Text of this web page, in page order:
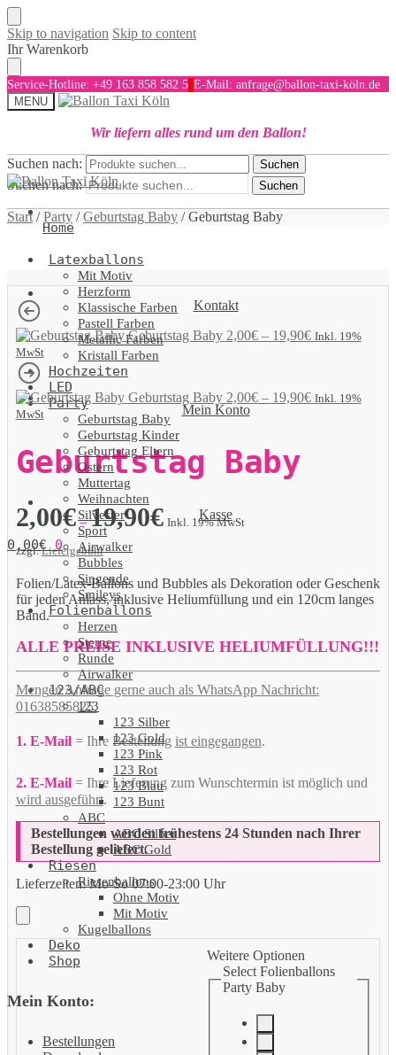
Skip to navigation Skip to content
Ihr Warenkorb
Service-Hotline: +49 163 858 582 5 E-Mail: anfrage@ballon-taxi-köln.de
MENU
Wir liefern alles rund um den Ballon!
Suchen nach: Suchen
Kontakt
Mein Konto
Kasse
0,00€ 0
Suchen nach: Suchen
Home
Latexballons
Mit Motiv
Herzform
Klassische Farben
Pastell Farben
Metallic Farben
Kristall Farben
Hochzeiten
LED
Party
Geburtstag Baby
Geburtstag Kinder
Geburtstag Eltern
Ostern
Muttertag
Weihnachten
Silvester
Sport
Airwalker
Bubbles
Singende
Smileys
Folienballons
Herzen
Sterne
Runde
Airwalker
123/ABC
123
123 Silber
123 Gold
123 Pink
123 Rot
123 Blau
123 Bunt
ABC
ABC Silber
ABC Gold
Riesen
Riesenballons
Ohne Motiv
Mit Motiv
Kugelballons
Deko
Shop
Mein Konto:
Bestellungen
Start /Party /Geburtstag Baby /Geburtstag Baby
Geburtstag Baby 2,00€– 19,90€ Inkl. 19%
MwSt
Geburtstag Baby 2,00€– 19,90€ Inkl. 19%
MwSt
Geburtstag Baby
2,00€–19,90€ Inkl. 19% MwSt
zzgl.Liefergebühr
Folien/Latex-Ballons und Bubbles als Dekoration oder Geschenk
für jeden Anlass, inklusive Heliumfüllung und ein 120cm langes
Band.
ALLE PREISE INKLUSIVE HELIUMFÜLLUNG!!!
Mengen Anfrage gerne auch als WhatsApp Nachricht:
01638585825.
1. E-Mail= Ihre Bestellung ist eingegangen.
2. E-Mail= Ihre Lieferung zum Wunschtermin ist möglich und
wird ausgeführt.
Bestellungen werden frühestens 24 Stunden nach Ihrer
Bestellung geliefert.
Lieferzeiten:Mo-So 07:00-23:00 Uhr
Weitere Optionen
Select Folienballons
Party Baby